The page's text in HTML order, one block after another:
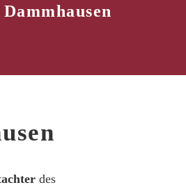
Dammhausen
des